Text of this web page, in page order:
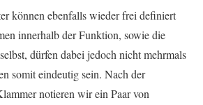
können ebenfalls wieder frei definiert
innerhalb der Funktion, sowie die
dürfen dabei jedoch nicht mehrmals
somit eindeutig sein. Nach der
notieren wir ein Paar von